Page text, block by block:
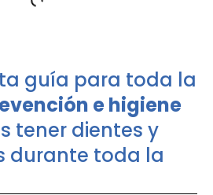
guía para toda la
e higiene
tener dientes y
durante toda la